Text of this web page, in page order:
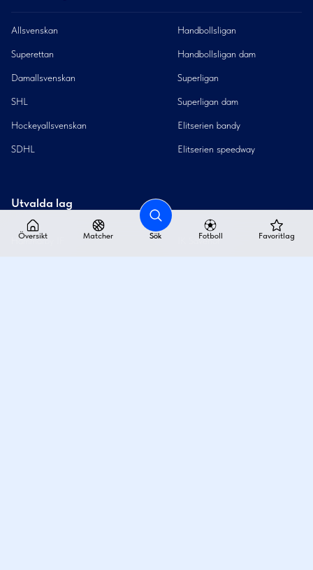
Översikt Matcher Sök Fotboll Favoritlag
Allsvenskan
Superettan
Damallsvenskan
SHL
Hockeyallsvenskan
SDHL
Handbollsligan
Handbollsligan dam
Superligan
Superligan dam
Elitserien bandy
Elitserien speedway
Utvalda lag
Hammarby IF IK Sävehof